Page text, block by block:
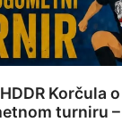
Korčula
turniru